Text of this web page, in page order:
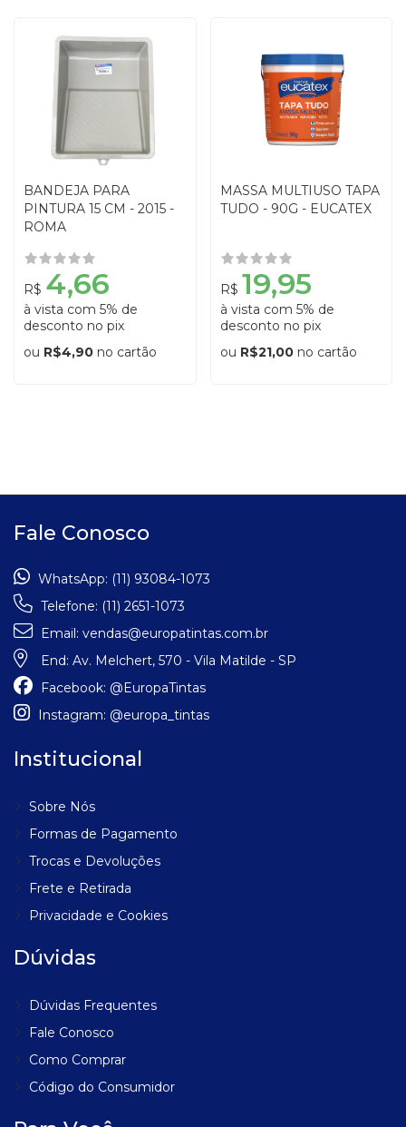
BANDEJA PARA
PINTURA 15 CM - 2015 -
ROMA
R$ 4,66
à vista com 5% de
desconto no pix
ou R$4,90 no cartão
MASSA MULTIUSO TAPA
TUDO - 90G - EUCATEX
R$ 19,95
à vista com 5% de
desconto no pix
ou R$21,00no cartão
Fale Conosco
WhatsApp: (11) 93084-1073
Telefone: (11) 2651-1073
Email: vendas@europatintas.com.br
End: Av. Melchert, 570 - Vila Matilde - SP
Facebook: @EuropaTintas
Instagram: @europa_tintas
Institucional
Sobre Nós
Formas de Pagamento
Trocas e Devoluções
Frete e Retirada
Privacidade e Cookies
Dúvidas
Dúvidas Frequentes
Fale Conosco
Como Comprar
Código do Consumidor